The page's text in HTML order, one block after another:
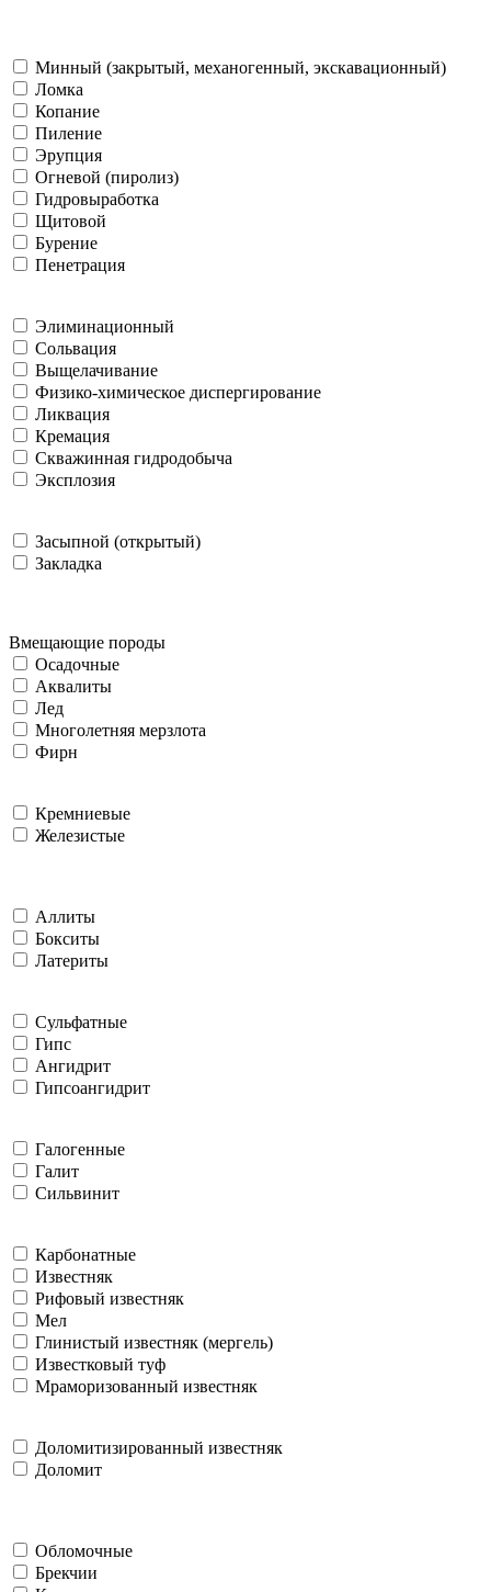
Минный (закрытый, механогенный, экскавационный)
Ломка
Копание
Пиление
Эрупция
Огневой (пиролиз)
Гидровыработка
Щитовой
Бурение
Пенетрация
Элиминационный
Сольвация
Выщелачивание
Физико-химическое диспергирование
Ликвация
Кремация
Скважинная гидродобыча
Эксплозия
Засыпной (открытый)
Закладка
Вмещающие породы
Осадочные
Аквалиты
Лед
Многолетняя мерзлота
Фирн
Кремниевые
Железистые
Аллиты
Бокситы
Латериты
Сульфатные
Гипс
Ангидрит
Гипсоангидрит
Галогенные
Галит
Сильвинит
Карбонатные
Известняк
Рифовый известняк
Мел
Глинистый известняк (мергель)
Известковый туф
Мраморизованный известняк
Доломитизированный известняк
Доломит
Обломочные
Брекчии